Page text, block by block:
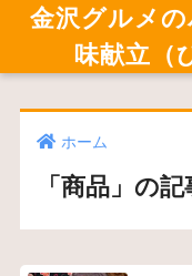
金沢グルメ
味献立（
ホーム
「商品」の